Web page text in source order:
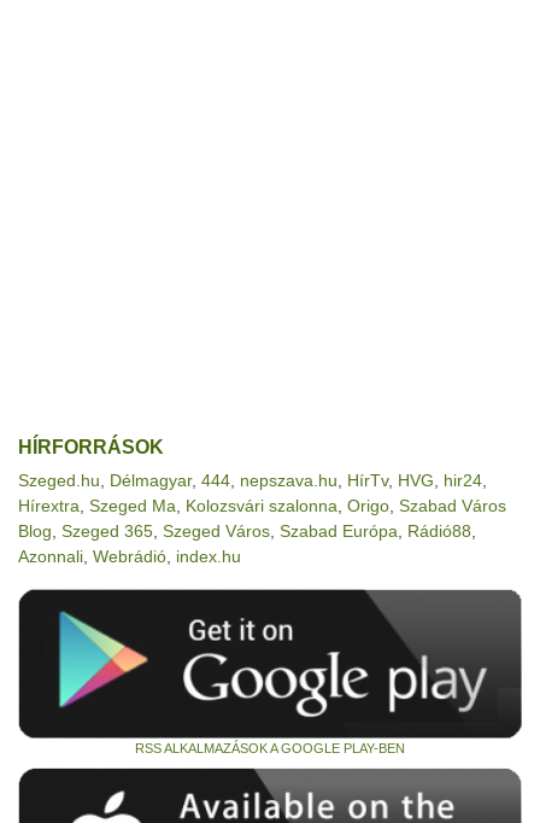
HÍRFORRÁSOK
Szeged.hu Délmagyar, 444 nepszava.hu HírTv, HVG hir24
Hírextra Szeged Ma Kolozsvári szalonna Origo Szabad Város
Blog Szeged 365 Szeged Város Szabad Európa Rádió88
Azonnali Webrádió index.hu
RSS ALKALMAZÁSOK A GOOGLE PLAY-BEN